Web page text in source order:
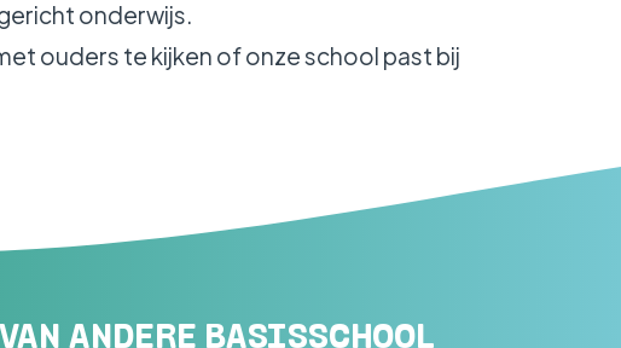
onderwijs.
ouders te kijken of onze school past bij
ANDERE BASISSCHOOL